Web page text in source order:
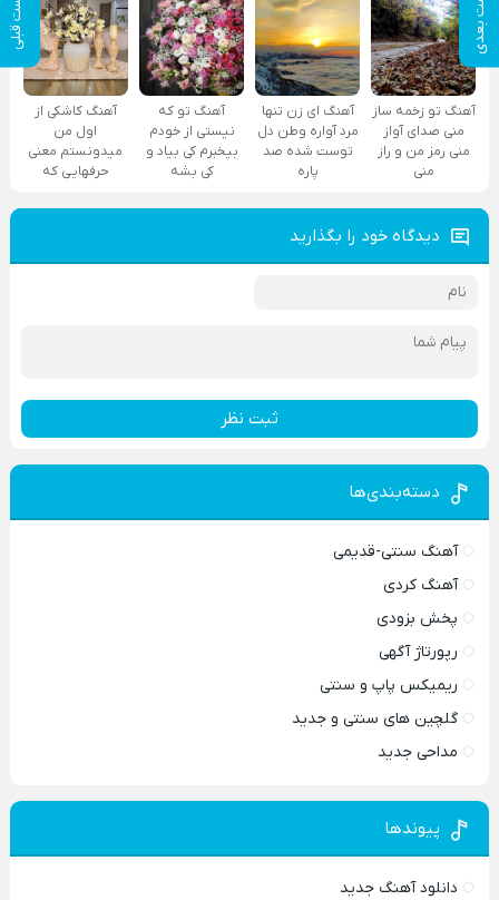
پست بعدی پست قبلی
آهنگ تو زخمه ساز
منی صدای آواز
منی رمز من و راز
منی
آهنگ ای زن تنها
مرد آواره وطن دل
توست شده صد
پاره
آهنگ تو که
نیستی از خودم
بیخبرم کی بیاد و
کی بشه
آهنگ کاشکی از
اول من
میدونستم معنی
حرفهایی که
دیدگاه خود را بگذارید
ثبت نظر
دسته‌بندی‌ها
آهنگ سنتی-قدیمی
آهنگ کردی
پخش بزودی
رپورتاژ آگهی
ریمیکس پاپ و سنتی
گلچین های سنتی و جدید
مداحی جدید
پیوندها
دانلود آهنگ جدید